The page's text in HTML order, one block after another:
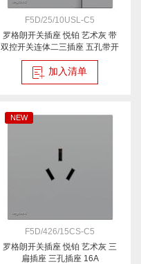
F5D/25/10USL-C5
罗格朗开关插座 悦铂 艺术灰 带
双控开关连体二三插座 五孔带开
加入清单
NEW
F5D/426/15CS-C5
罗格朗开关插座 悦铂 艺术灰 三
扁插座 三孔插座 16A